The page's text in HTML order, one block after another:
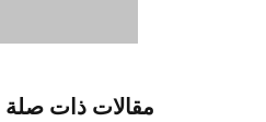
مقالات ذات صلة